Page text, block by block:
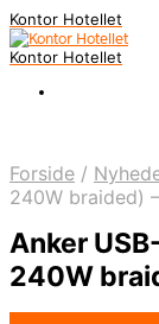
Kontor Hotellet
Kontor Hotellet
Forside /
240W braided)
Anker
240W